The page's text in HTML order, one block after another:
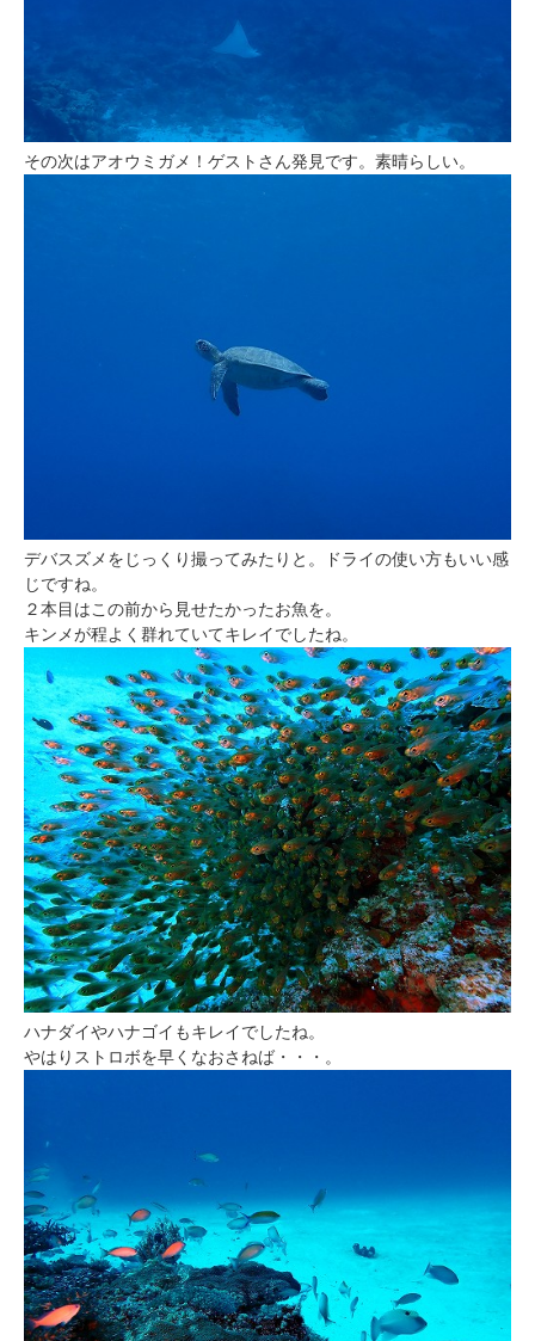
その次はアオウミガメ！ゲストさん発見です。素晴らしい。
デバスズメをじっくり撮ってみたりと。ドライの使い方もいい感
じですね。
２本目はこの前から見せたかったお魚を。
キンメが程よく群れていてキレイでしたね。
ハナダイやハナゴイもキレイでしたね。
やはりストロボを早くなおさねば・・・。